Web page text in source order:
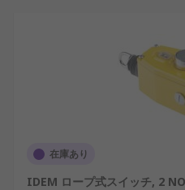
在庫あり
IDEM ロープ式スイッチ, 2